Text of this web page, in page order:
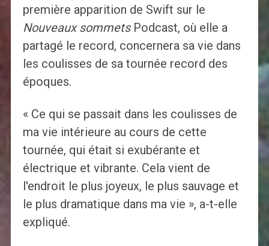
première apparition de Swift sur le
Nouveaux sommetsPodcast, où elle a
partagé le record, concernera sa vie dans
les coulisses de sa tournée record des
époques.
« Ce qui se passait dans les coulisses de
ma vie intérieure au cours de cette
tournée, qui était si exubérante et
électrique et vibrante. Cela vient de
l'endroit le plus joyeux, le plus sauvage et
le plus dramatique dans ma vie », a-t-elle
expliqué.